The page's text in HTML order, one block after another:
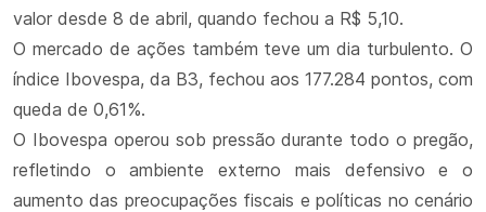
valor desde 8 de abril, quando fechou a R$ 5,10.
O mercado de ações também teve um dia turbulento. O
índice Ibovespa, da B3, fechou aos 177.284 pontos, com
queda de 0,61%.
O Ibovespa operou sob pressão durante todo o pregão,
refletindo o ambiente externo mais defensivo e o
aumento das preocupações fiscais e políticas no cenário